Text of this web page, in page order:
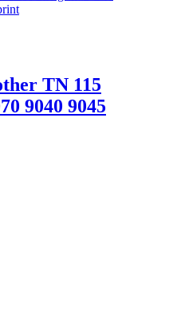
TN 115
9040 9045